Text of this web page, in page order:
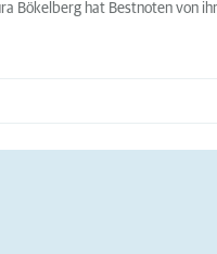
Bökelberg hat Bestnoten von